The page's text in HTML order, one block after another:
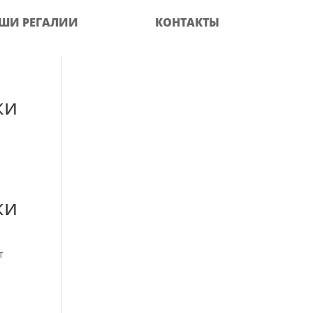
РЕГАЛИИ КОНТАКТЫ